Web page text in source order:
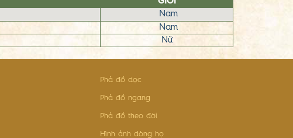
Nam
Nam
Nữ
Phả đồ dọc
Phả đồ ngang
Phả đồ theo đời
Hình ảnh dòng họ